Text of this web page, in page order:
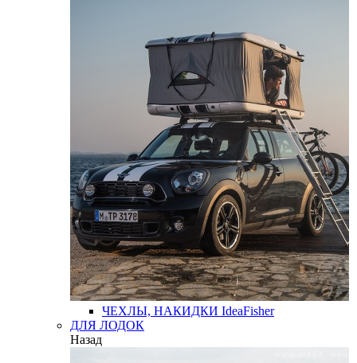
ЧЕХЛЫ, НАКИДКИ IdeaFisher
ДЛЯ ЛОДОК
Назад